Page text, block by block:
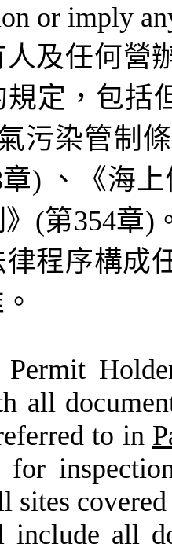
or imply
人及任何營
定，包括
污染管制
章) 、《海
(第354章)
律程序構成
Permit
all
to in
sites
include all